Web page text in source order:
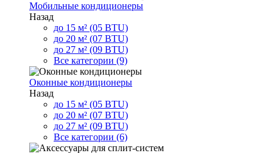
Мобильные кондиционеры
Назад
до 15 м² (05 BTU)
до 20 м² (07 BTU)
до 27 м² (09 BTU)
Все категории (9)
Оконные кондиционеры
Назад
до 15 м² (05 BTU)
до 20 м² (07 BTU)
до 27 м² (09 BTU)
Все категории (6)